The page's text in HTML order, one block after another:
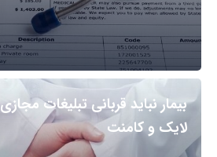
بیمار نباید قربانی تبلیغات
لایک و کامنت